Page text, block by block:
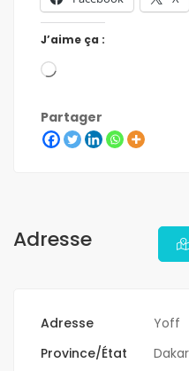
J’aime ça :
Partager
Adresse
Adresse
Yoff
Province/État
Dakar